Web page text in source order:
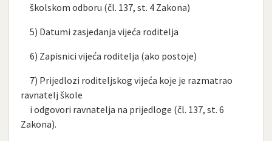
školskom odboru (čl. 137, st. 4 Zakona)
5) Datumi zasjedanja vijeća roditelja
6) Zapisnici vijeća roditelja (ako postoje)
7) Prijedlozi roditeljskog vijeća koje je razmatrao
ravnatelj škole
i odgovori ravnatelja na prijedloge (čl. 137, st. 6
Zakona).